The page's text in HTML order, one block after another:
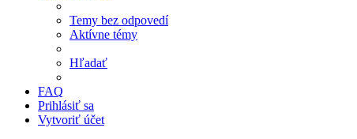
Temy bez odpovedí
Aktívne témy
Hľadať
FAQ
Prihlásiť sa
Vytvoriť účet